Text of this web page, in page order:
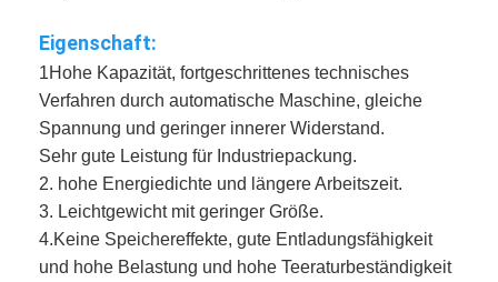
Eigenschaft:
1Hohe Kapazität, fortgeschrittenes technisches
Verfahren durch automatische Maschine, gleiche
Spannung und geringer innerer Widerstand.
Sehr gute Leistung für Industriepackung.
2. hohe Energiedichte und längere Arbeitszeit.
3. Leichtgewicht mit geringer Größe.
4.Keine Speichereffekte, gute Entladungsfähigkeit
und hohe Belastung und hohe Teeraturbeständigkeit